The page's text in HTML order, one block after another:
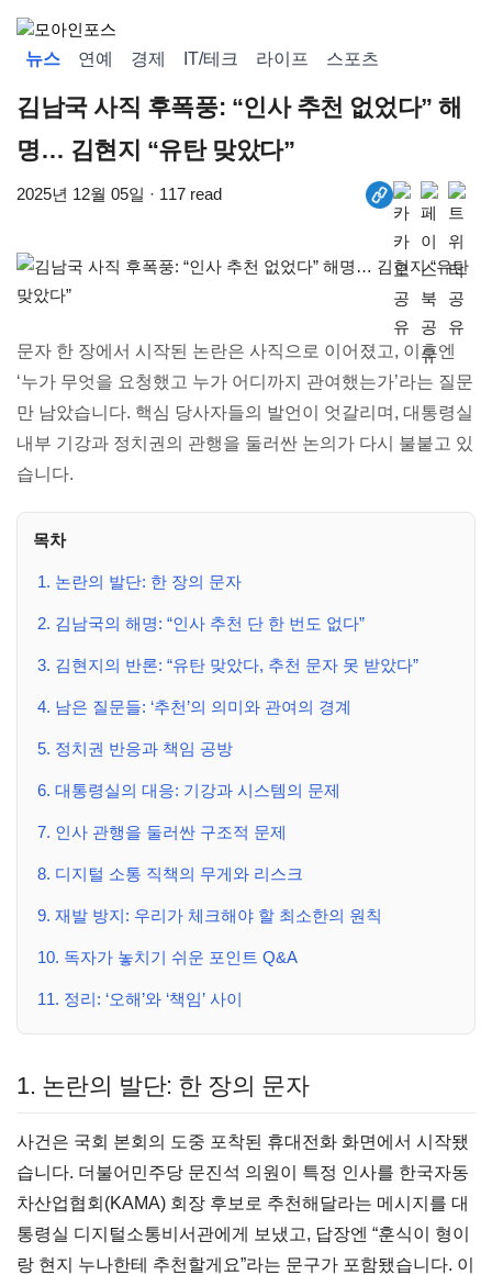
뉴스 연예 경제 IT/테크 라이프 스포츠
김남국 사직 후폭풍: “인사 추천 없었다” 해
명… 김현지 “유탄 맞았다”
2025년 12월 05일 · 117 read
문자 한 장에서 시작된 논란은 사직으로 이어졌고, 이후엔
‘누가 무엇을 요청했고 누가 어디까지 관여했는가’라는 질문
만 남았습니다. 핵심 당사자들의 발언이 엇갈리며, 대통령실
내부 기강과 정치권의 관행을 둘러싼 논의가 다시 불붙고 있
습니다.
목차
1. 논란의 발단: 한 장의 문자
2. 김남국의 해명: “인사 추천 단 한 번도 없다”
3. 김현지의 반론: “유탄 맞았다, 추천 문자 못 받았다”
4. 남은 질문들: ‘추천’의 의미와 관여의 경계
5. 정치권 반응과 책임 공방
6. 대통령실의 대응: 기강과 시스템의 문제
7. 인사 관행을 둘러싼 구조적 문제
8. 디지털 소통 직책의 무게와 리스크
9. 재발 방지: 우리가 체크해야 할 최소한의 원칙
10. 독자가 놓치기 쉬운 포인트 Q&A
11. 정리: ‘오해’와 ‘책임’ 사이
1. 논란의 발단: 한 장의 문자
사건은 국회 본회의 도중 포착된 휴대전화 화면에서 시작됐
습니다. 더불어민주당 문진석 의원이 특정 인사를 한국자동
차산업협회(KAMA) 회장 후보로 추천해달라는 메시지를 대
통령실 디지털소통비서관에게 보냈고, 답장엔 “훈식이 형이
랑 현지 누나한테 추천할게요”라는 문구가 포함됐습니다. 이